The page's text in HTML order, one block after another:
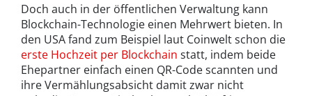
Doch auch in der öffentlichen Verwaltung kann
Blockchain-Technologie einen Mehrwert bieten. In
den USA fand zum Beispiel laut Coinwelt schon die
erste Hochzeit per Blockchain statt, indem beide
Ehepartner einfach einen QR-Code scannten und
ihre Vermählungsabsicht damit zwar nicht